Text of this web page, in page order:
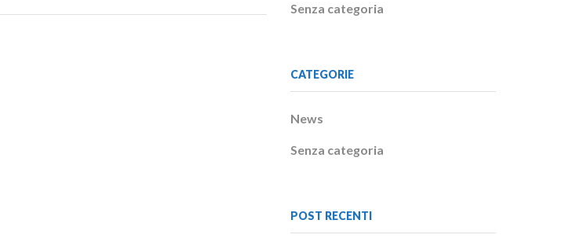
Senza categoria
CATEGORIE
News
Senza categoria
POST RECENTI